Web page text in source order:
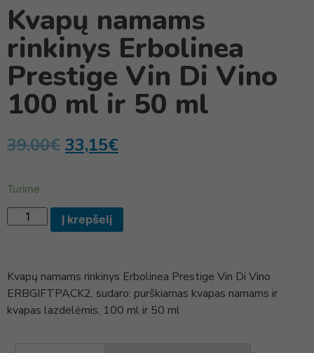
Kvapų namams
rinkinys Erbolinea
Prestige Vin Di Vino
100 ml ir 50 ml
39,00€ 33,15€
Turime
Į krepšelį
Kvapų namams rinkinys Erbolinea Prestige Vin Di Vino
ERBGIFTPACK2, sudaro: purškiamas kvapas namams ir
kvapas lazdelėmis, 100 ml ir 50 ml